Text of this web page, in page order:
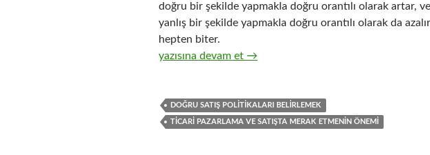
doğru bir şekilde yapmakla doğru orantılı olarak artar,
yanlış bir şekilde yapmakla doğru orantılı olarak da
hepten biter.
25-Hızlı tüketim ürünleri distribütörlüğü yapan
yazısına devam et →
DOĞRU SATIŞ POLITIKALARI BELIRLEMEK
TICARI PAZARLAMA VE SATIŞTA MERAK ETMENIN ÖNEMI